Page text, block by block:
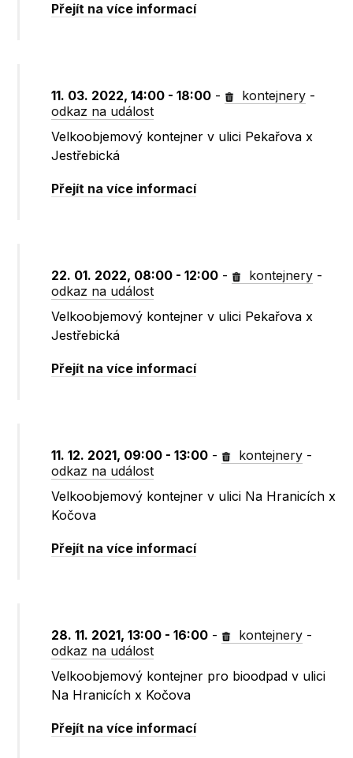
Přejít na více informací
11. 03. 2022, 14:00 - 18:00 - kontejnery -
odkaz na událost
Velkoobjemový kontejner v ulici Pekařova x
Jestřebická
Přejít na více informací
22. 01. 2022, 08:00 - 12:00 - kontejnery -
odkaz na událost
Velkoobjemový kontejner v ulici Pekařova x
Jestřebická
Přejít na více informací
11. 12. 2021, 09:00 - 13:00 - kontejnery -
odkaz na událost
Velkoobjemový kontejner v ulici Na Hranicích x
Kočova
Přejít na více informací
28. 11. 2021, 13:00 - 16:00 - kontejnery -
odkaz na událost
Velkoobjemový kontejner pro bioodpad v ulici
Na Hranicích x Kočova
Přejít na více informací